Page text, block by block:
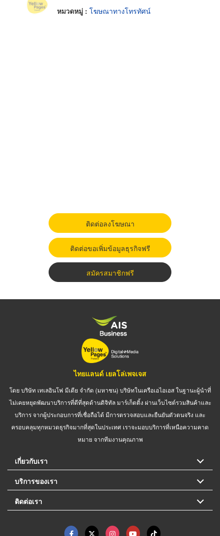
หมวดหมู่ : โฆษณาทางโทรทัศน์
ติดต่อลงโฆษณา
ติดต่อขอเพิ่มข้อมูลธุรกิจฟรี
สมัครสมาชิกฟรี
ไทยแลนด์ เยลโล่เพจเจส
โดย บริษัท เทเลอินโฟ มีเดีย จำกัด (มหาชน) บริษัทในเครือเอไอเอส ในฐานะผู้นำที่
ไม่เคยหยุดพัฒนาบริการที่ดีที่สุดด้านดิจิทัล มาร์เก็ตติ้ง ผ่านเว็บไซต์รวมสินค้าและ
บริการ จากผู้ประกอบการที่เชื่อถือได้ มีการตรวจสอบและยืนยันตัวตนจริง และ
ครอบคลุมทุกหมวดธุรกิจมากที่สุดในประเทศ เราจะมอบบริการที่เหนือความคาด
หมาย จากทีมงานคุณภาพ
เกี่ยวกับเรา
บริการของเรา
ติดต่อเรา